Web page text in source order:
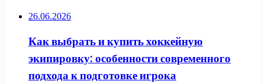
26.06.2026
Как выбрать и купить хоккейную
экипировку: особенности современного
подхода к подготовке игрока